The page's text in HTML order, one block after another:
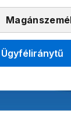
Ügyféliránytű